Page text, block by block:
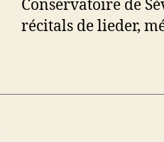
Conservatoire de
récitals de lieder,